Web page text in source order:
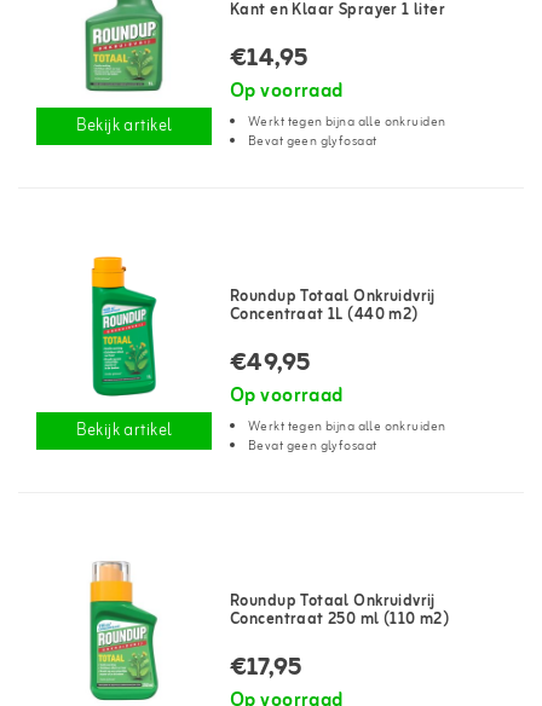
Bekijk artikel
Kant en Klaar Sprayer 1 liter
€14,95
Op voorraad
Werkt tegen bijna alle onkruiden
Bevat geen glyfosaat
Bekijk artikel
Roundup Totaal Onkruidvrij
Concentraat 1L (440 m2)
€49,95
Op voorraad
Werkt tegen bijna alle onkruiden
Bevat geen glyfosaat
Roundup Totaal Onkruidvrij
Concentraat 250 ml (110 m2)
€17,95